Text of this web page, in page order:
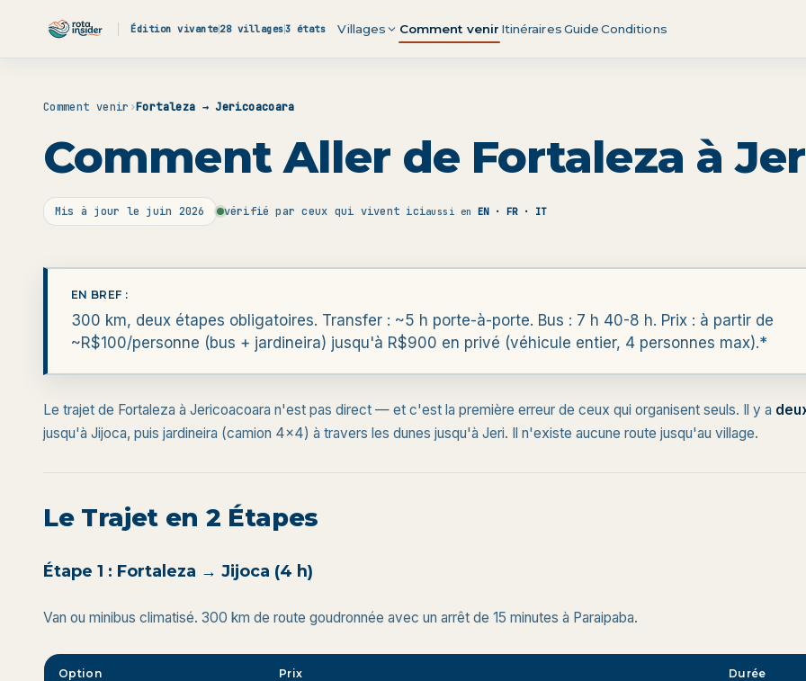
Édition vivante28 villages3 états Villages Comment venir ItinérairesGuideConditions
Comment venir ›Fortaleza → Jericoacoara
Comment Aller de Fortaleza à
Mis à jour le juin 2026 vérifié par ceux qui vivent iciaussi en EN · FR · IT
EN BREF :
300 km, deux étapes obligatoires. Transfer : ~5 h porte-à-porte. Bus : 7 h 40-8 h. Prix : à partir de
~R$100/personne (bus + jardineira) jusqu'à R$900 en privé (véhicule entier, 4 personnes max).*
Le trajet de Fortaleza à Jericoacoara n'est pas direct — et c'est la première erreur de ceux qui organisent seuls. Il y a
jusqu'à Jijoca, puis jardineira (camion 4x4) à travers les dunes jusqu'à Jeri. Il n'existe aucune route jusqu'au village.
Le Trajet en 2 Étapes
Étape 1 : Fortaleza → Jijoca (4 h)
Van ou minibus climatisé. 300 km de route goudronnée avec un arrêt de 15 minutes à Paraipaba.
Option Prix Durée